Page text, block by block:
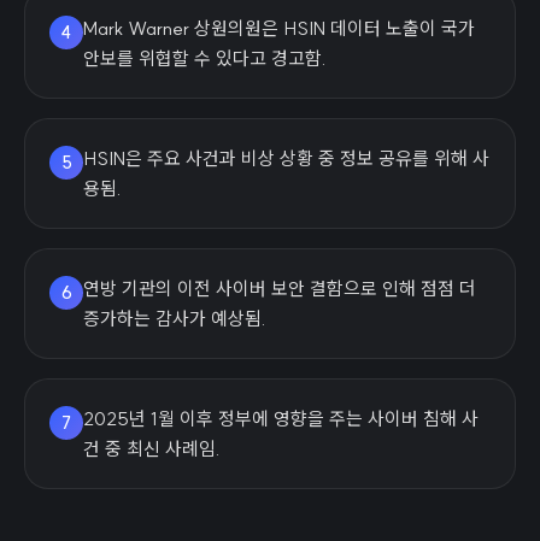
4 Mark Warner 상원의원은 HSIN 데이터 노출이 국가
안보를 위협할 수 있다고 경고함.
5
HSIN은 주요 사건과 비상 상황 중 정보 공유를 위해 사
용됨.
6
연방 기관의 이전 사이버 보안 결함으로 인해 점점 더
증가하는 감사가 예상됨.
7
2025년 1월 이후 정부에 영향을 주는 사이버 침해 사
건 중 최신 사례임.